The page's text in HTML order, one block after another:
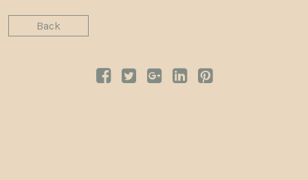
Back